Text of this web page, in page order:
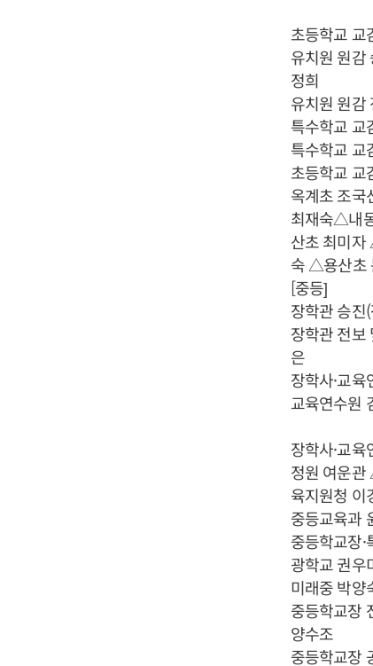
초등학교
유치원 원
정희
유치원 원
특수학교
특수학교
초등학교
옥계초 조
최재숙△내
산초 최미
숙 △용산초
[중등]
장학관 승
장학관 전
은
장학사·교
교육연수원
장학사·교
정원 여운
육지원청
중등교육과
중등학교장
광학교 권
미래중 박양
중등학교장
양수조
중등학교장